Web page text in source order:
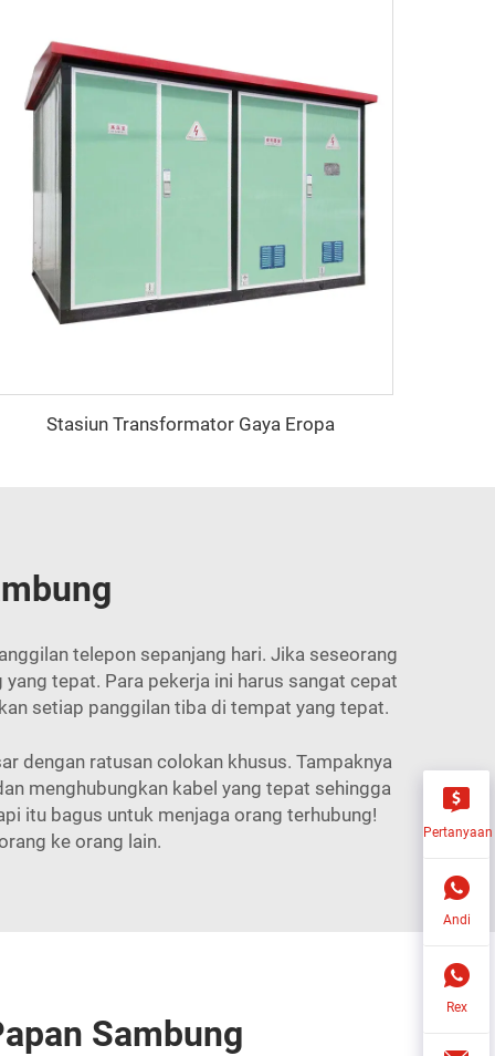
Stasiun Transformator Gaya Eropa
telepon sepanjang hari. Jika seseorang
tepat. Para pekerja ini harus sangat cepat
setiap panggilan tiba di tempat yang tepat.
dengan ratusan colokan khusus. Tampaknya
menghubungkan kabel yang tepat sehingga
itu bagus untuk menjaga orang terhubung!
ke orang lain.
Sambung
Pertanyaan
Andi
Rex